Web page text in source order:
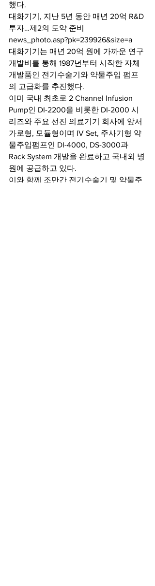
했다.
대화기기, 지난 5년 동안 매년 20억 R&D
투자…제2의 도약 준비
news_photo.asp?pk=239926&size=a
대화기기는 매년 20억 원에 가까운 연구
개발비를 통해 1987년부터 시작한 자체
개발품인 전기수술기와 약물주입 펌프
의 고급화를 추진했다.
이미 국내 최초로 2 Channel Infusion
Pump인 DI-2200을 비롯한 DI-2000 시
리즈와 주요 선진 의료기기 회사에 앞서
가로형, 모듈형이며 IV Set, 주사기형 약
물주입펌프인 DI-4000, DS-3000과
Rack System 개발을 완료하고 국내외 병
원에 공급하고 있다.
이와 함께 조만간 전기수술기 및 약물주